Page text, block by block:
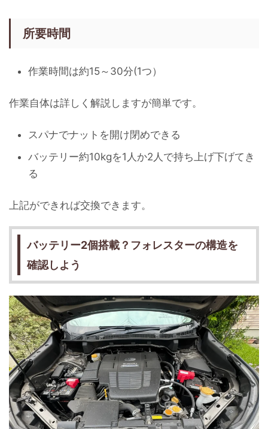
所要時間
作業時間は約15～30分(1つ）
作業自体は詳しく解説しますが簡単です。
スパナでナットを開け閉めできる
バッテリー約10kgを1人か2人で持ち上げ下げてき
る
上記ができれば交換できます。
バッテリー2個搭載？フォレスターの構造を
確認しよう